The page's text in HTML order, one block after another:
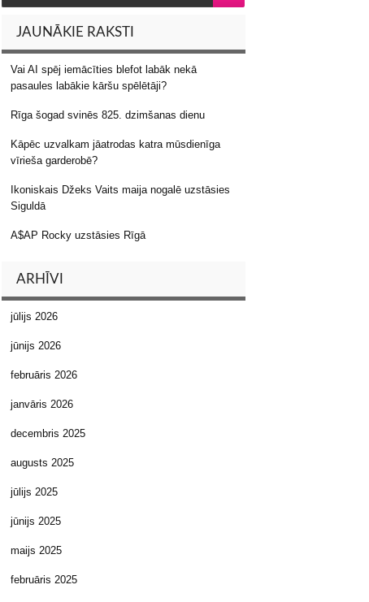
JAUNĀKIE RAKSTI
Vai AI spēj iemācīties blefot labāk nekā
pasaules labākie kāršu spēlētāji?
Rīga šogad svinēs 825. dzimšanas dienu
Kāpēc uzvalkam jāatrodas katra mūsdienīga
vīrieša garderobē?
Ikoniskais Džeks Vaits maija nogalē uzstāsies
Siguldā
A$AP Rocky uzstāsies Rīgā
ARHĪVI
jūlijs 2026
jūnijs 2026
februāris 2026
janvāris 2026
decembris 2025
augusts 2025
jūlijs 2025
jūnijs 2025
maijs 2025
februāris 2025